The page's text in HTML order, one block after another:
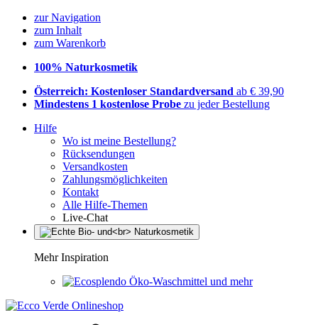
zur Navigation
zum Inhalt
zum Warenkorb
100% Naturkosmetik
Österreich: Kostenloser Standardversand ab € 39,90
Mindestens 1 kostenlose Probe zu jeder Bestellung
Hilfe
Wo ist meine Bestellung?
Rücksendungen
Versandkosten
Zahlungsmöglichkeiten
Kontakt
Alle Hilfe-Themen
Live-Chat
Mehr Inspiration
Öko-Waschmittel und mehr